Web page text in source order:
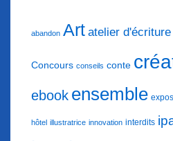
abandon Art atelier d'écriture
Concours conseils conte
ebook ensemble
hôtel illustratrice innovation interdits